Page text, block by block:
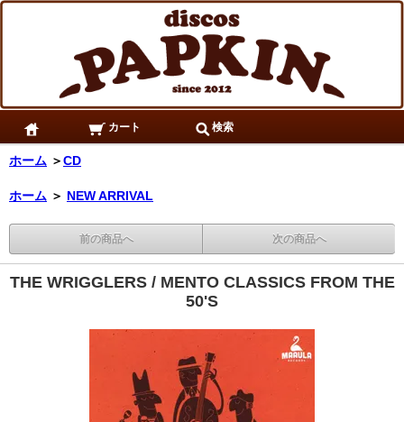
カート 検索
ホーム ＞CD
ホーム ＞ NEW ARRIVAL
前の商品へ 次の商品へ
THE WRIGGLERS / MENTO CLASSICS FROM THE
50'S